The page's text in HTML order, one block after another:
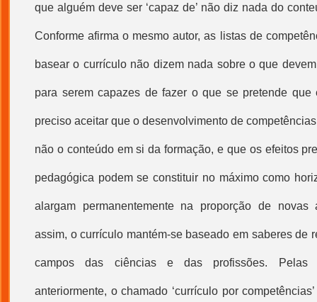
que alguém deve ser ‘capaz de’ não diz nada do
Conforme afirma o mesmo autor, as listas de
basear o currículo não dizem nada sobre o que
para serem capazes de fazer o que se pretende que
preciso aceitar que o desenvolvimento de
não o conteúdo em si da formação, e que os efeitos
pedagógica podem se constituir no máximo como
alargam permanentemente na proporção de novas
assim, o currículo mantém-se baseado em saberes de
campos das ciências e das profissões. Pelas
anteriormente, o chamado ‘currículo por competências